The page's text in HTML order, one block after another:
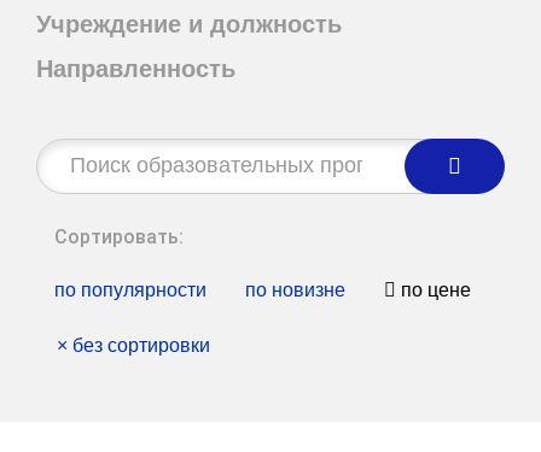
Учреждение и должность
Направленность
Строка
поиска:
Сортировать:
по популярности по новизне по цене
× без сортировки